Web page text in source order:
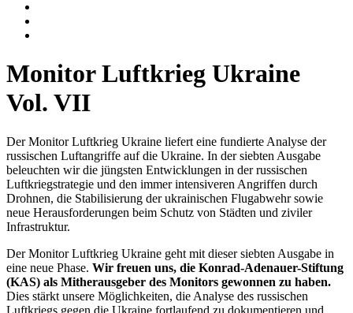
Monitor Luftkrieg Ukraine
Vol. VII
Der Monitor Luftkrieg Ukraine liefert eine fundierte Analyse der
russischen Luftangriffe auf die Ukraine. In der siebten Ausgabe
beleuchten wir die jüngsten Entwicklungen in der russischen
Luftkriegstrategie und den immer intensiveren Angriffen durch
Drohnen, die Stabilisierung der ukrainischen Flugabwehr sowie
neue Herausforderungen beim Schutz von Städten und ziviler
Infrastruktur.
Der Monitor Luftkrieg Ukraine geht mit dieser siebten Ausgabe in
eine neue Phase. Wir freuen uns, die Konrad-Adenauer-Stiftung
(KAS) als Mitherausgeber des Monitors gewonnen zu haben.
Dies stärkt unsere Möglichkeiten, die Analyse des russischen
Luftkriegs gegen die Ukraine fortlaufend zu dokumentieren und